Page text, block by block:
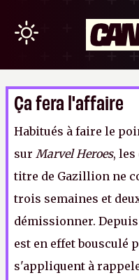
Ça fera l'affaire
Habitués à faire le
sur Marvel Heroes,
titre de Gazillion ne
trois semaines et
démissionner.
est en effet bousculé
s'appliquent à